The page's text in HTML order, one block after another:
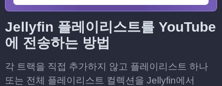
Jellyfin 플레이리스트를 YouTube
에 전송하는 방법
각 트랙을 직접 추가하지 않고 플레이리스트 하나
또는 전체 플레이리스트 컬렉션을 Jellyfin에서